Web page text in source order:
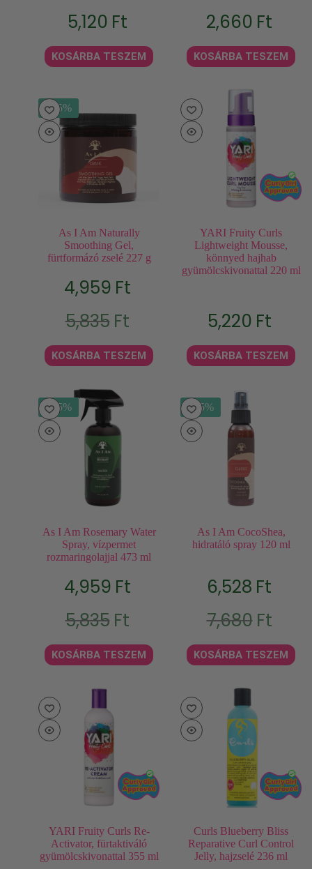
5,120 Ft
KOSÁRBA TESZEM
2,660 Ft
KOSÁRBA TESZEM
- 15%
As I Am Naturally
Smoothing Gel,
fürtformázó zselé 227 g
5,835 Ft
price
5,835Ft.
4,959 Ft
price
4,959Ft.
KOSÁRBA TESZEM
YARI Fruity Curls
Lightweight Mousse,
könnyed hajhab
gyümölcskivonattal 220 ml
5,220 Ft
KOSÁRBA TESZEM
- 15%
As I Am Rosemary Water
Spray, vízpermet
rozmaringolajjal 473 ml
5,835 Ft
price
5,835Ft.
4,959 Ft
price
4,959Ft.
KOSÁRBA TESZEM
- 15%
As I Am CocoShea,
hidratáló spray 120 ml
7,680 Ft
price
7,680Ft.
6,528 Ft
price
6,528Ft.
KOSÁRBA TESZEM
YARI Fruity Curls Re-
Activator, fürtaktiváló
gyümölcskivonattal 355 ml
Curls Blueberry Bliss
Reparative Curl Control
Jelly, hajzselé 236 ml